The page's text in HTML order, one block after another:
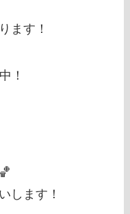
ます！
！
します！